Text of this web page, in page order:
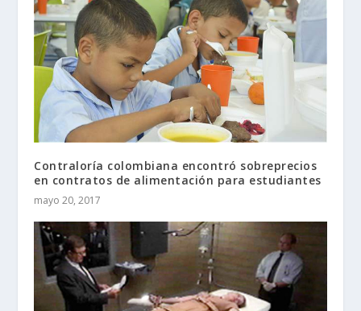
Contraloría colombiana encontró sobreprecios
en contratos de alimentación para estudiantes
mayo 20, 2017